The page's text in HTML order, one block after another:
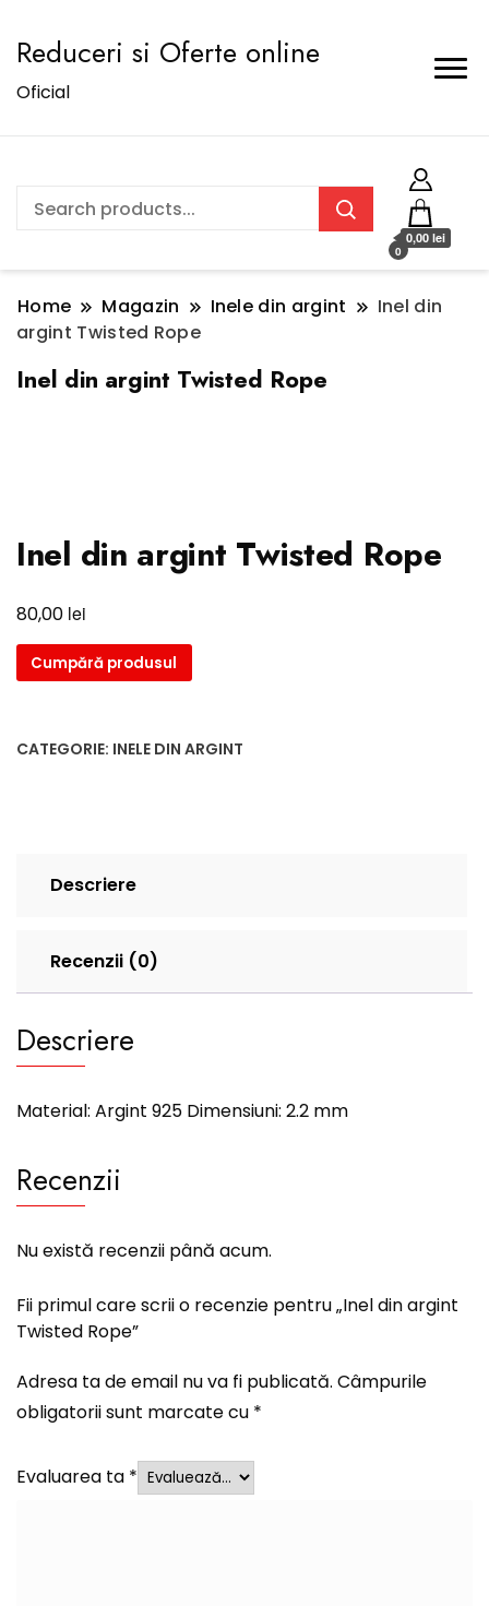
Reduceri si Oferte online
Oficial
0
0,00 lei
Home Magazin Inele din argint
Inel din
argint Twisted Rope
Inel din argint Twisted Rope
Inel din argint Twisted Rope
80,00 lei
Cumpără produsul
CATEGORIE: INELE DIN ARGINT
Descriere
Recenzii (0)
Descriere
Material: Argint 925 Dimensiuni: 2.2 mm
Recenzii
Nu există recenzii până acum.
Fii primul care scrii o recenzie pentru „Inel din argint
Twisted Rope”
Adresa ta de email nu va fi publicată. Câmpurile
obligatorii sunt marcate cu *
Evaluarea ta *